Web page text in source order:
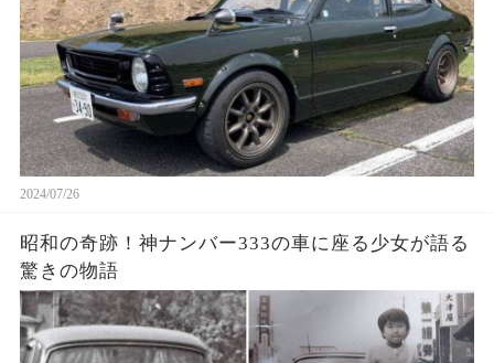
2024/07/26
昭和の奇跡！神ナンバー333の車に座る少女が語る
驚きの物語